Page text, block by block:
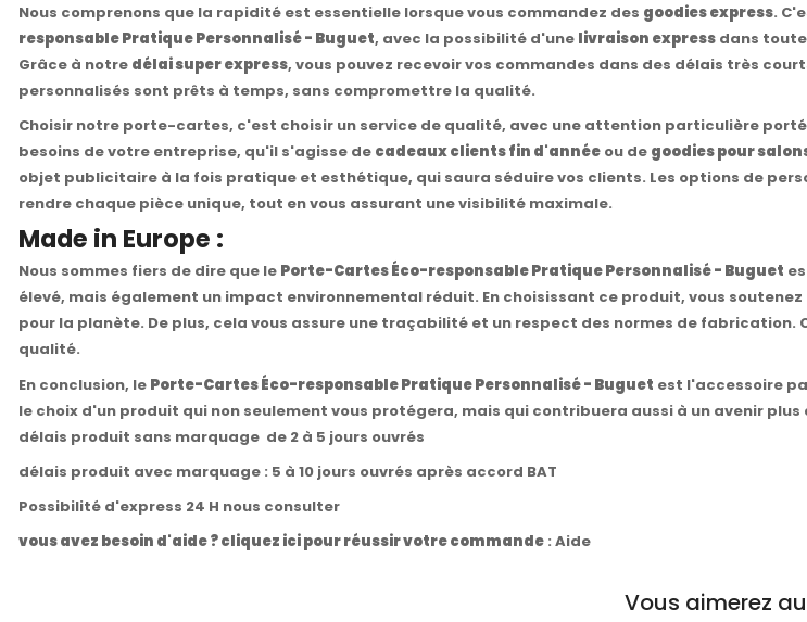
Nous comprenons que la rapidité est essentielle lorsque vous commandez des goodies express.
responsable Pratique Personnalisé - Buguet, avec la possibilité d'une livraison express dans toute
Grâce à notre délai super express, vous pouvez recevoir vos commandes dans des délais très
personnalisés sont prêts à temps, sans compromettre la qualité.
Choisir notre porte-cartes, c'est choisir un service de qualité, avec une attention particulière
besoins de votre entreprise, qu'il s'agisse de cadeaux clients fin d'année ou de goodies pour
objet publicitaire à la fois pratique et esthétique, qui saura séduire vos clients. Les options de
rendre chaque pièce unique, tout en vous assurant une visibilité maximale.
Made in Europe :
Nous sommes fiers de dire que le Porte-Cartes Éco-responsable Pratique Personnalisé - Buguet
élevé, mais également un impact environnemental réduit. En choisissant ce produit, vous
pour la planète. De plus, cela vous assure une traçabilité et un respect des normes de
qualité.
En conclusion, le Porte-Cartes Éco-responsable Pratique Personnalisé - Buguet est l'accessoire
le choix d'un produit qui non seulement vous protégera, mais qui contribuera aussi à un avenir plus
délais produit sans marquage de 2 à 5 jours ouvrés
délais produit avec marquage : 5 à 10 jours ouvrés après accord BAT
Possibilité d'express 24 H nous consulter
vous avez besoin d'aide ? cliquez ici pour réussir votre commande : Aide
Vous aimerez